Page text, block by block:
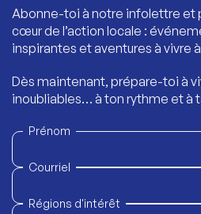
Abonne-toi à notre infolettre et
cœur de l’action locale :
inspirantes et aventures à vivre
Dès maintenant, prépare-toi à
inoubliables… à ton rythme et à
Prénom
Courriel
Régions d'intérêt